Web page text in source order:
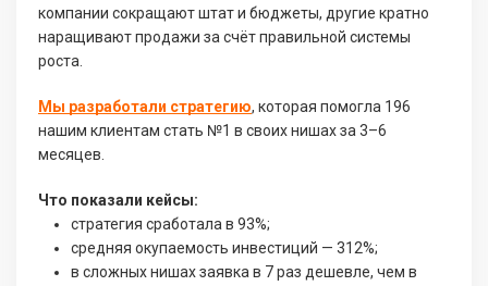
компании сокращают штат и бюджеты, другие кратно
наращивают продажи за счёт правильной системы
роста.
Мы разработали стратегию, которая помогла 196
нашим клиентам стать №1 в своих нишах за 3–6
месяцев.
Что показали кейсы:
стратегия сработала в 93%;
средняя окупаемость инвестиций — 312%;
в сложных нишах заявка в 7 раз дешевле, чем в